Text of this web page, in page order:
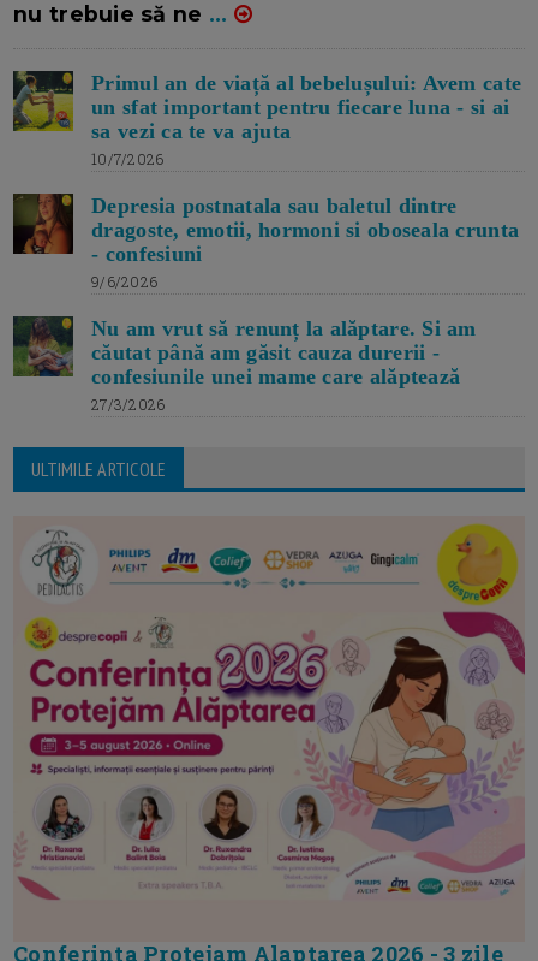
nu trebuie să ne ...
Primul an de viață al bebelușului: Avem cate
un sfat important pentru fiecare luna - si ai
sa vezi ca te va ajuta
10/7/2026
Depresia postnatala sau baletul dintre
dragoste, emotii, hormoni si oboseala crunta
- confesiuni
9/6/2026
Nu am vrut să renunț la alăptare. Si am
căutat până am găsit cauza durerii -
confesiunile unei mame care alăptează
27/3/2026
ULTIMILE ARTICOLE
Conferinta Protejam Alaptarea 2026 - 3 zile